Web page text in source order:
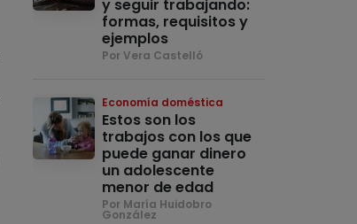
y seguir trabajando:
formas, requisitos y
ejemplos
Por Vera Castelló
Economía doméstica
Estos son los
trabajos con los que
puede ganar dinero
un adolescente
menor de edad
Por María Huidobro
González